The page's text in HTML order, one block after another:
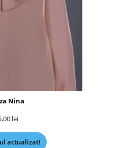
Nina
lei
actualizat!